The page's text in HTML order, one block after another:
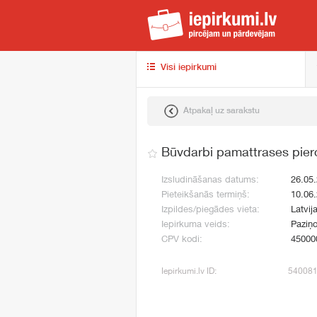
Visi iepirkumi
Atpakaļ uz sarakstu
Būvdarbi pamattrases
Izsludināšanas datums:
Pieteikšanās termiņš:
Izpildes/piegādes vieta:
Latvija
Iepirkuma veids:
CPV kodi:
Iepirkumi.lv ID: